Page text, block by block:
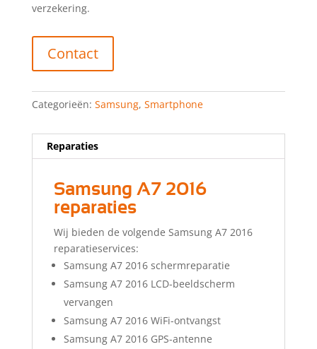
verzekering.
Contact
Categorieën: Samsung, Smartphone
Reparaties
Samsung A7 2016
reparaties
Wij bieden de volgende Samsung A7 2016
reparatieservices:
Samsung A7 2016 schermreparatie
Samsung A7 2016 LCD-beeldscherm
vervangen
Samsung A7 2016 WiFi-ontvangst
Samsung A7 2016 GPS-antenne